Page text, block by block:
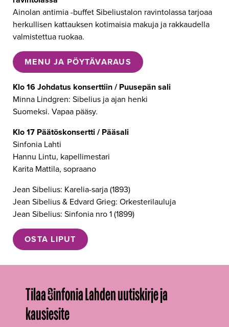
Ainolan antimia -buffet Sibeliustalon ravintolassa tarjoaa
herkullisen kattauksen kotimaisia makuja ja rakkaudella
valmistettua ruokaa.
MENU JA PÖYTÄVARAUS
Klo 16 Johdatus konserttiin / Puusepän sali
Minna Lindgren: Sibelius ja ajan henki
Suomeksi. Vapaa pääsy.
Klo 17 Päätöskonsertti / Pääsali
Sinfonia Lahti
Hannu Lintu, kapellimestari
Karita Mattila, sopraano
Jean Sibelius: Karelia-sarja (1893)
Jean Sibelius & Edvard Grieg: Orkesterilauluja
Jean Sibelius: Sinfonia nro 1 (1899)
OSTA LIPUT
Tilaa Sinfonia Lahden uutiskirje ja
kausiesite